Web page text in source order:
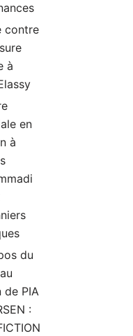
contre
à
en
à
du
de PIA
: